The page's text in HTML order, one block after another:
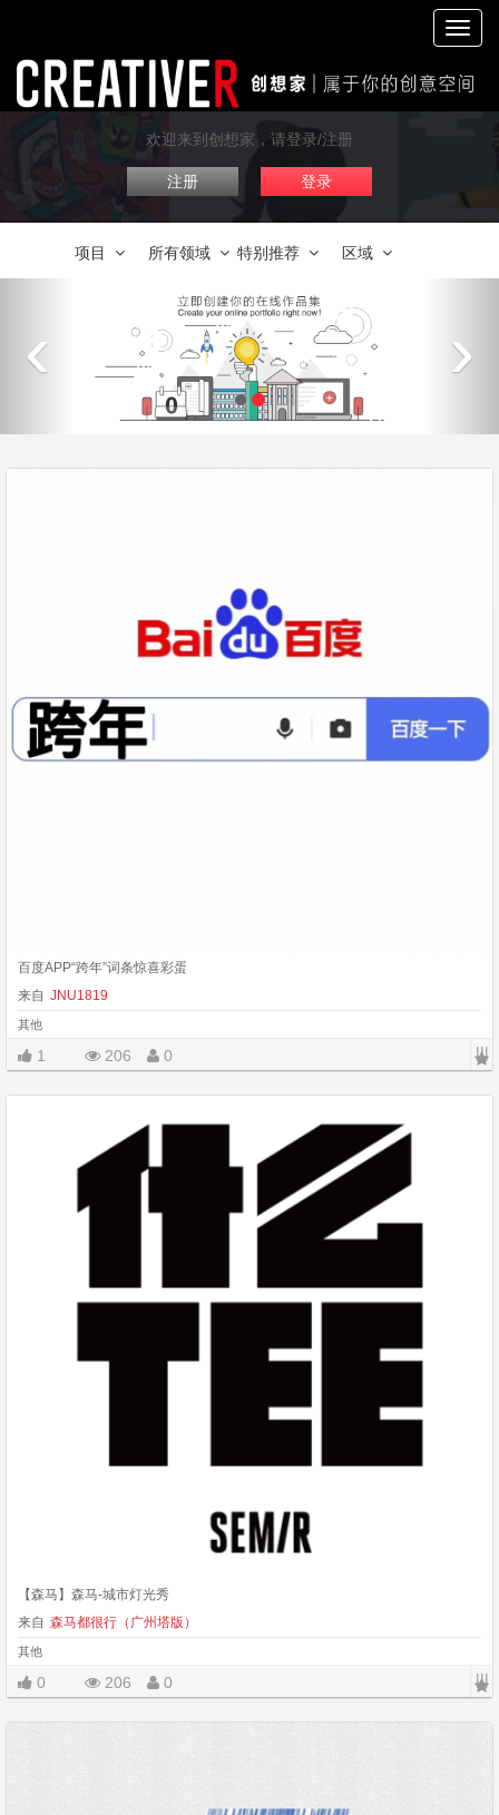
切
换
航
欢迎来到创想家，请登录/注册
注册 登录
项目 所有领域 特别推荐 区域
‹ ›
百度APP“跨年”词条惊喜彩蛋
来自 JNU1819
其他
1 206 0 |||
【森马】森马-城市灯光秀
来自 森马都很行（广州塔版）
其他
0 206 0 |||